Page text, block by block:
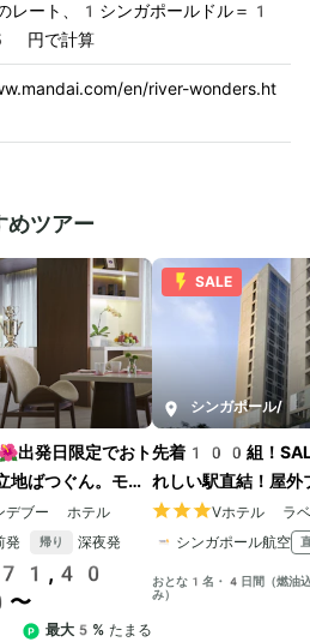
ート、1シンガポールドル＝1
で計算
en/river-wonders.ht
めツアー
発日限定でおト
地ばつぐん。モダ
デブー ホテル
発 帰り 深夜発
〜
最大5% たまる
SALE
シンガポール/ 4
先着100組！
れしい駅直結！屋外
あるホテルで充実ス
Vホテル ラベ
シンガポール航空
おとな1名・4日間（燃油
み）